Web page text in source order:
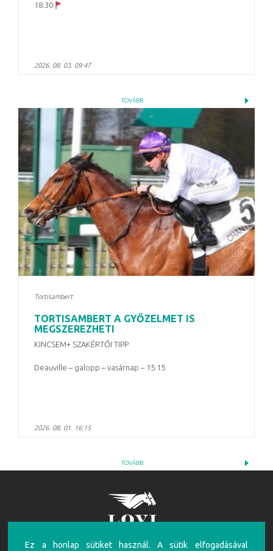
18:30
2026. 08. 03. 09:47
TOVÁBB
Tortisambert
TORTISAMBERT A GYŐZELMET IS
MEGSZEREZHETI
KINCSEM+ SZAKÉRTŐI TIPP
Deauville – galopp – vasárnap – 15:15
2026. 08. 01. 16:15
TOVÁBB
FIGYELEM!Ez a honlap sütiket használ. A sütik elfogadásával